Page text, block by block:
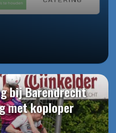
bij Barendrecht
met koploper